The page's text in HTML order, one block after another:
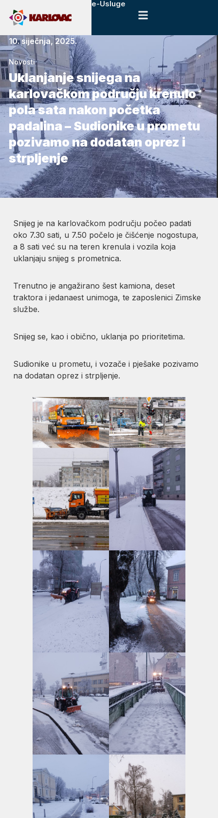
e-Usluge
10. siječnja, 2025.
Novosti
Uklanjanje snijega na
karlovačkom području krenulo
pola sata nakon početka
padalina – Sudionike u prometu
pozivamo na dodatan oprez i
strpljenje
Snijeg je na karlovačkom području počeo padati
oko 7.30 sati, u 7.50 počelo je čišćenje nogostupa,
a 8 sati već su na teren krenula i vozila koja
uklanjaju snijeg s prometnica.
Trenutno je angažirano šest kamiona, deset
traktora i jedanaest unimoga, te zaposlenici Zimske
službe.
Snijeg se, kao i obično, uklanja po prioritetima.
Sudionike u prometu, i vozače i pješake pozivamo
na dodatan oprez i strpljenje.